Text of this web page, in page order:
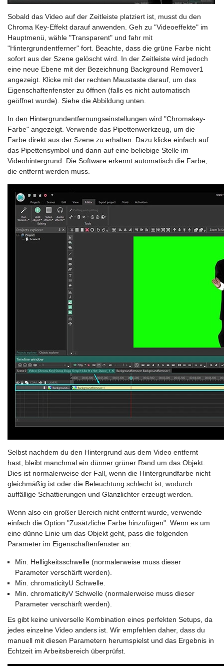
Sobald das Video auf der Zeitleiste platziert ist, musst du den
Chroma Key-Effekt darauf anwenden. Geh zu "Videoeffekte" im
Hauptmenü, wähle "Transparent" und fahr mit
"Hintergrundentferner" fort. Beachte, dass die grüne Farbe nicht
sofort aus der Szene gelöscht wird. In der Zeitleiste wird jedoch
eine neue Ebene mit der Bezeichnung Background Remover1
angezeigt. Klicke mit der rechten Maustaste darauf, um das
Eigenschaftenfenster zu öffnen (falls es nicht automatisch
geöffnet wurde). Siehe die Abbildung unten.
In den Hintergrundentfernungseinstellungen wird "Chromakey-
Farbe" angezeigt. Verwende das Pipettenwerkzeug, um die
Farbe direkt aus der Szene zu erhalten. Dazu klicke einfach auf
das Pipettensymbol und dann auf eine beliebige Stelle im
Videohintergrund. Die Software erkennt automatisch die Farbe,
die entfernt werden muss.
Selbst nachdem du den Hintergrund aus dem Video entfernt
hast, bleibt manchmal ein dünner grüner Rand um das Objekt.
Dies ist normalerweise der Fall, wenn die Hintergrundfarbe nicht
gleichmäßig ist oder die Beleuchtung schlecht ist, wodurch
auffällige Schattierungen und Glanzlichter erzeugt werden.
Wenn also ein großer Bereich nicht entfernt wurde, verwende
einfach die Option "Zusätzliche Farbe hinzufügen". Wenn es um
eine dünne Linie um das Objekt geht, pass die folgenden
Parameter im Eigenschaftenfenster an:
Min. Helligkeitsschwelle (normalerweise muss dieser
Parameter verschärft werden).
Min. chromaticityU Schwelle.
Min. chromaticityV Schwelle (normalerweise muss dieser
Parameter verschärft werden).
Es gibt keine universelle Kombination eines perfekten Setups, da
jedes einzelne Video anders ist. Wir empfehlen daher, dass du
manuell mit diesen Parametern herumspielst und das Ergebnis in
Echtzeit im Arbeitsbereich überprüfst.